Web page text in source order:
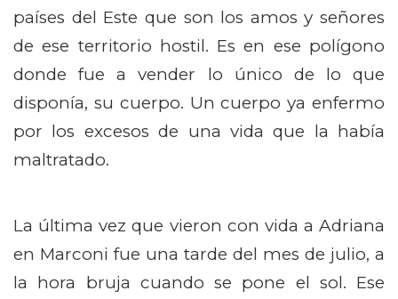
países del Este que son los amos y señores
de ese territorio hostil. Es en ese polígono
donde fue a vender lo único de lo que
disponía, su cuerpo. Un cuerpo ya enfermo
por los excesos de una vida que la había
maltratado.
La última vez que vieron con vida a Adriana
en Marconi fue una tarde del mes de julio, a
la hora bruja cuando se pone el sol. Ese